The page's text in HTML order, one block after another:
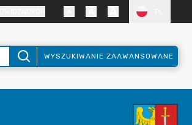
WYSZUKIWANIE ZAAWANSOWANE